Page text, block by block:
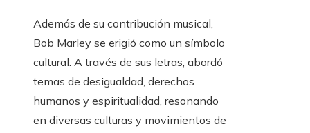
Además de su contribución musical,
Bob Marley se erigió como un símbolo
cultural. A través de sus letras, abordó
temas de desigualdad, derechos
humanos y espiritualidad, resonando
en diversas culturas y movimientos de